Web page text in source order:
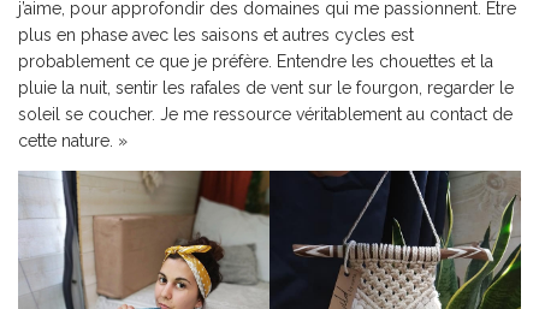
j’aime, pour approfondir des domaines qui me passionnent. Être
plus en phase avec les saisons et autres cycles est
probablement ce que je préfère. Entendre les chouettes et la
pluie la nuit, sentir les rafales de vent sur le fourgon, regarder le
soleil se coucher. Je me ressource véritablement au contact de
cette nature. »